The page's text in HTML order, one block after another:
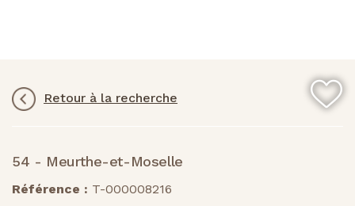
Retour à la recherche
54 - Meurthe-et-Moselle
Référence : T-000008216